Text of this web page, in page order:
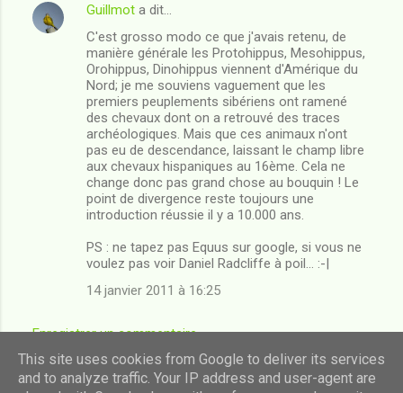
Guillmot a dit…
C'est grosso modo ce que j'avais retenu, de
manière générale les Protohippus, Mesohippus,
Orohippus, Dinohippus viennent d'Amérique du
Nord; je me souviens vaguement que les
premiers peuplements sibériens ont ramené
des chevaux dont on a retrouvé des traces
archéologiques. Mais que ces animaux n'ont
pas eu de descendance, laissant le champ libre
aux chevaux hispaniques au 16ème. Cela ne
change donc pas grand chose au bouquin ! Le
point de divergence reste toujours une
introduction réussie il y a 10.000 ans.
PS : ne tapez pas Equus sur google, si vous ne
voulez pas voir Daniel Radcliffe à poil... :-|
14 janvier 2011 à 16:25
Enregistrer un commentaire
This site uses cookies from Google to deliver its services
and to analyze traffic. Your IP address and user-agent are